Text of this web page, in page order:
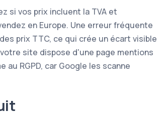
si vos prix incluent la TVA et
en Europe. Une erreur fréquente
prix TTC, ce qui crée un écart visible
site dispose d'une page mentions
RGPD, car Google les scanne